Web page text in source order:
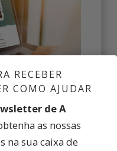
inscreva-se
RECEBER
COMO AJUDAR
de A
as nossas
na sua caixa de